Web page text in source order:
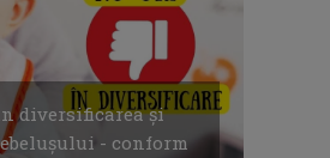
diversificarea și
- conform